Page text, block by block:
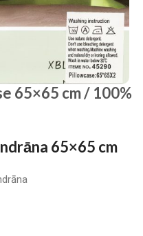
65×65 cm / 100%
65×65 cm